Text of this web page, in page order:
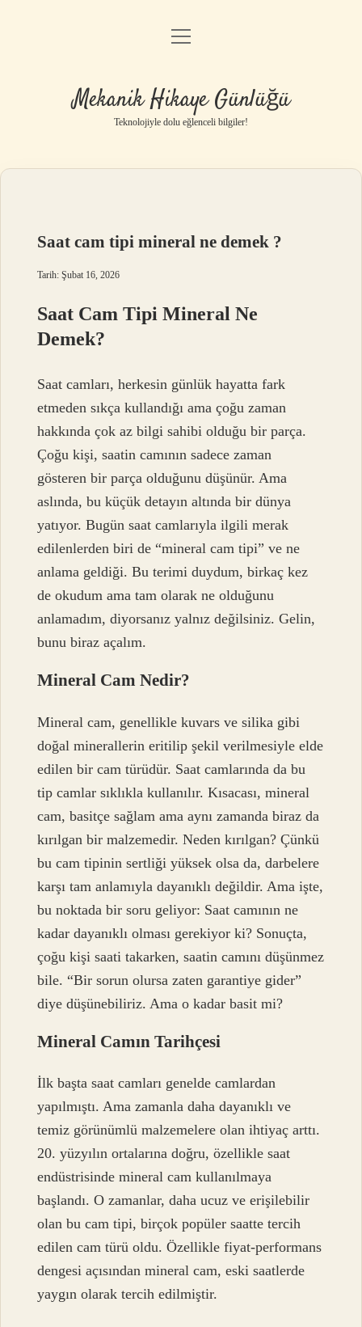
Anasayfa
Yasal Uyarı
menüyü
Mekanik Hikaye Günlüğü
Teknolojiyle dolu eğlenceli bilgiler!
Saat cam tipi mineral ne demek ?
Tarih: Şubat 16, 2026
Saat Cam Tipi Mineral Ne
Demek?
Saat camları, herkesin günlük hayatta fark
etmeden sıkça kullandığı ama çoğu zaman
hakkında çok az bilgi sahibi olduğu bir parça.
Çoğu kişi, saatin camının sadece zaman
gösteren bir parça olduğunu düşünür. Ama
aslında, bu küçük detayın altında bir dünya
yatıyor. Bugün saat camlarıyla ilgili merak
edilenlerden biri de “mineral cam tipi” ve ne
anlama geldiği. Bu terimi duydum, birkaç kez
de okudum ama tam olarak ne olduğunu
anlamadım, diyorsanız yalnız değilsiniz. Gelin,
bunu biraz açalım.
Mineral Cam Nedir?
Mineral cam, genellikle kuvars ve silika gibi
doğal minerallerin eritilip şekil verilmesiyle elde
edilen bir cam türüdür. Saat camlarında da bu
tip camlar sıklıkla kullanılır. Kısacası, mineral
cam, basitçe sağlam ama aynı zamanda biraz da
kırılgan bir malzemedir. Neden kırılgan? Çünkü
bu cam tipinin sertliği yüksek olsa da, darbelere
karşı tam anlamıyla dayanıklı değildir. Ama işte,
bu noktada bir soru geliyor: Saat camının ne
kadar dayanıklı olması gerekiyor ki? Sonuçta,
çoğu kişi saati takarken, saatin camını düşünmez
bile. “Bir sorun olursa zaten garantiye gider”
diye düşünebiliriz. Ama o kadar basit mi?
Mineral Camın Tarihçesi
İlk başta saat camları genelde camlardan
yapılmıştı. Ama zamanla daha dayanıklı ve
temiz görünümlü malzemelere olan ihtiyaç arttı.
20. yüzyılın ortalarına doğru, özellikle saat
endüstrisinde mineral cam kullanılmaya
başlandı. O zamanlar, daha ucuz ve erişilebilir
olan bu cam tipi, birçok popüler saatte tercih
edilen cam türü oldu. Özellikle fiyat-performans
dengesi açısından mineral cam, eski saatlerde
yaygın olarak tercih edilmiştir.